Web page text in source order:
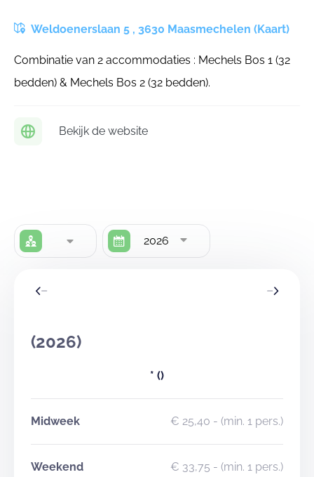
Weldoenerslaan 5 , 3630 Maasmechelen (Kaart)
Combinatie van 2 accommodaties : Mechels Bos 1 (32
bedden) & Mechels Bos 2 (32 bedden).
Bekijk de website
2026
(2026)
* ()
Midweek € 25,40 - (min. 1 pers.)
Weekend € 33,75 - (min. 1 pers.)